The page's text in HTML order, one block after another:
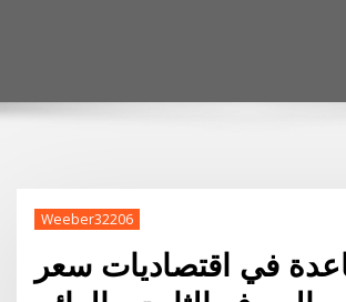
Weeber32206
في اقتصاديات سعر